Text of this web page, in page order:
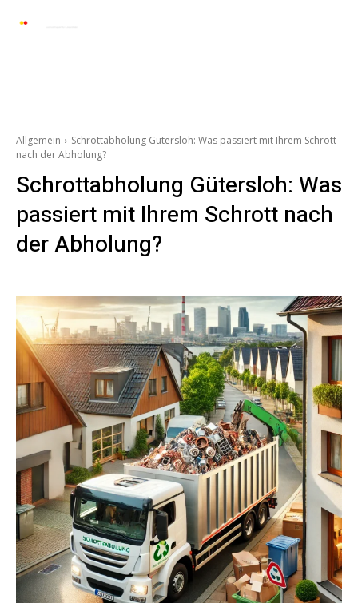
Allgemein
Schrottabholung Gütersloh: Was passiert mit Ihrem Schrott
nach der Abholung?
Schrottabholung Gütersloh: Was
passiert mit Ihrem Schrott nach
der Abholung?